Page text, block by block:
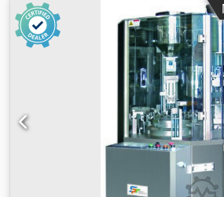
TP500DH Производство соли
управления ПЛК; HMI (человеко-
СПТ-ТП 500 ДХ Количество станций 33
инструменты / Стандартные
Производительность/час макс.
макс. шт. 180 000 Обороты/число
Макс. размер таблетки круглый/
размер планшета: 30 мм. Макс.
Макс. глубина наполнения мм 35
верхнего пуансона макс./
пуансона макс. мм 1-6. Макс.